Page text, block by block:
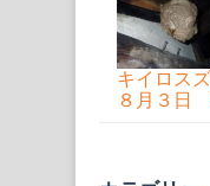
キイロス
８月３日